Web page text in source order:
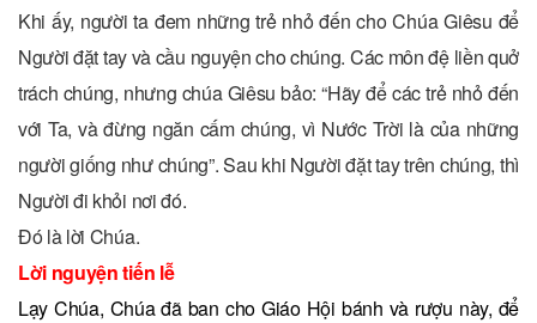
Khi ấy, người ta đem những trẻ nhỏ đến cho Chúa Giêsu để
Người đặt tay và cầu nguyện cho chúng. Các môn đệ liền quở
trách chúng, nhưng chúa Giêsu bảo: “Hãy để các trẻ nhỏ đến
với Ta, và đừng ngăn cấm chúng, vì Nước Trời là của những
người giống như chúng”. Sau khi Người đặt tay trên chúng, thì
Người đi khỏi nơi đó.
Ðó là lời Chúa.
Lời nguyện tiến lễ
Lạy Chúa, Chúa đã ban cho Giáo Hội bánh và rượu này, để